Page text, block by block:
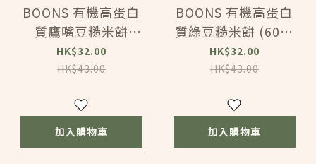
BOONS 有機高蛋白
質鷹嘴豆糙米餅
(60g) (163311)
HK$32.00
HK$43.00
加入購物車
BOONS 有機高蛋白
質綠豆糙米餅 (60g)
(163310)
HK$32.00
HK$43.00
加入購物車